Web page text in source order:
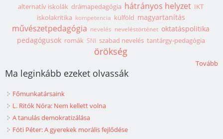
alternatív iskolák drámapedagógia hátrányos helyzet IKT
iskolakritika kompetencia külföld magyartanítás
művészetpedagógia nevelés neveléstörténet oktatáspolitika
pedagógusok romák SNI szabad nevelés tantárgy-pedagógia
örökség
Tovább
Ma leginkább ezeket olvassák
Főmunkatársaink
L. Ritók Nóra: Nem kellett volna
A tanulás demokratizálása
Fóti Péter: A gyerekek morális fejlődése